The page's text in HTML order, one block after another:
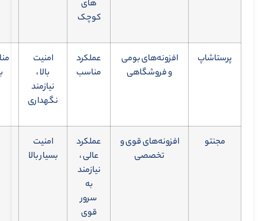
های
کوچک
پرستاشاپ
افزونه‌های بومی
و فروشگاهی
عملکرد
مناسب
امنیت
بالا ،
نیازمند
نگهداری
مجنتو
افزونه‌های قوی و
تخصصی
عملکرد
عالی ،
نیازمند
به
سرور
قوی
امنیت
بسیار بالا